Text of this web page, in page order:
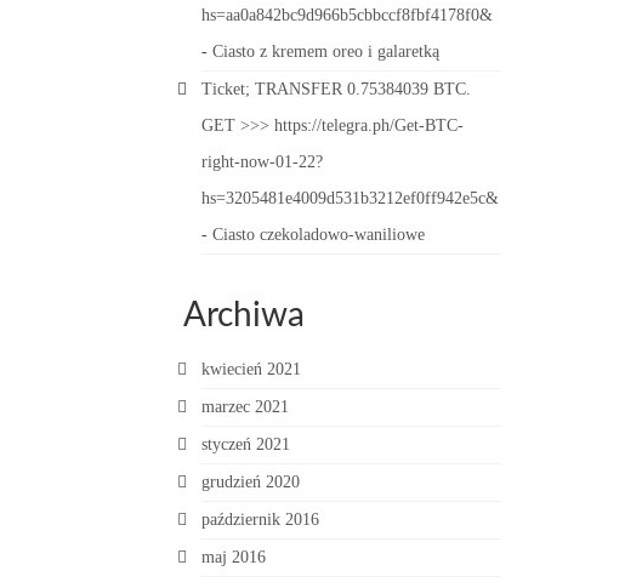
hs=aa0a842bc9d966b5cbbccf8fbf4178f0&
- Ciasto z kremem oreo i galaretką
Ticket; TRANSFER 0.75384039 BTC.
GET >>> https://telegra.ph/Get-BTC-
right-now-01-22?
hs=3205481e4009d531b3212ef0ff942e5c&
- Ciasto czekoladowo-waniliowe
Archiwa
kwiecień 2021
marzec 2021
styczeń 2021
grudzień 2020
październik 2016
maj 2016